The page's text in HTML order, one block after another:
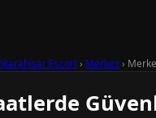
Escort› Merkez›